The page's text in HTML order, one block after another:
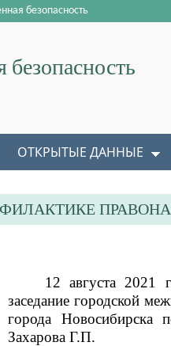
безопасность
ОТКРЫТЫЕ ДАННЫЕ
12 августа 2021
заседание городской
города Новосибирска
Захарова Г.П.